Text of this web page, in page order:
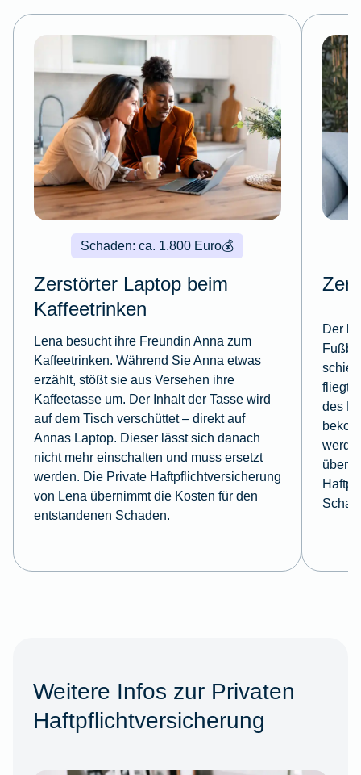
💰
Schaden: ca. 1.800 Euro
Zerstörter Laptop beim
Kaffeetrinken
Lena besucht ihre Freundin Anna zum
Kaffeetrinken. Während Sie Anna etwas
erzählt, stößt sie aus Versehen ihre
Kaffeetasse um. Der Inhalt der Tasse wird
auf dem Tisch verschüttet – direkt auf
Annas Laptop. Dieser lässt sich danach
nicht mehr einschalten und muss ersetzt
werden. Die Private Haftpflichtversicherung
von Lena übernimmt die Kosten für den
entstandenen Schaden.
Der
fliegt
des
Weitere Infos zur Privaten
Haftpflichtversicherung